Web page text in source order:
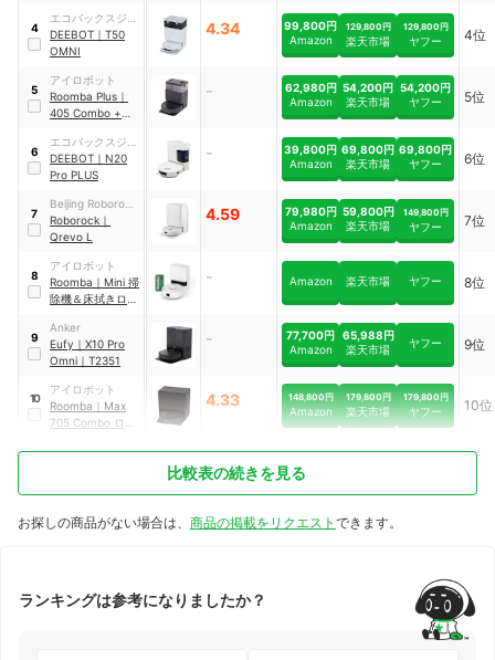
4
エコバックスジャ
パン
DEEBOT ｜ T50
OMNI
4.34
99,800円
Amazon
129,800円
楽天市場
129,800円
ヤフー 4位
5
アイロボット
Roomba Plus ｜
405 Combo +
テーション ｜
G185060
-
62,980円
Amazon
54,200円
楽天市場
54,200円
ヤフー
5位
6
エコバックスジャ
パン
DEEBOT ｜ N20
Pro PLUS
-
39,800円
Amazon
69,800円
楽天市場
69,800円
ヤフー
6位
7
Beijing Roborock
Technology
Roborock ｜
Qrevo L
4.59
79,980円
Amazon
59,800円
楽天市場
149,800円
ヤフー 7位
8
アイロボット
Roomba ｜ Mini 掃
除機＆床拭きロボ
AutoEmpty 充電
ステーション｜
F155260
- Amazon 楽天市場 ヤフー 8位
9
Anker
Eufy ｜ X10 Pro
Omni ｜ T2351
-
77,700円
Amazon
65,988円
楽天市場
ヤフー 9位
10
アイロボット
Roomba ｜ Max
705 Combo ロボ
充電ステーション
4.33 148,800円
Amazon
179,800円
楽天市場
179,800円
ヤフー 10位
比較表の続きを見る
お探しの商品がない場合は、 商品の掲載をリクエスト できます。
ランキングは参考になりましたか？